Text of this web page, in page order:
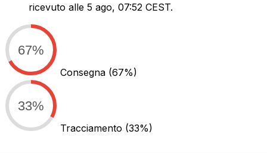
ricevuto alle 5 ago, 07:52 CEST.
67%
Consegna (67%)
33%
Tracciamento (33%)